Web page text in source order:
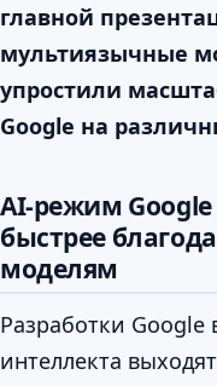
главной
мультиязычные
упростили
Google на
AI-режим
быстрее
моделям
Разработки Google
интеллекта